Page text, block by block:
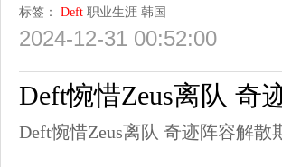
标签： Deft 职业生涯 韩国
2024-12-31 00:52:00
Deft惋惜Zeus离队 奇
Deft惋惜Zeus离队 奇迹阵容解散